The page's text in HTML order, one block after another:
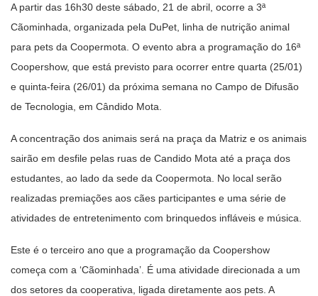
A partir das 16h30 deste sábado, 21 de abril, ocorre a 3ª
Cãominhada, organizada pela DuPet, linha de nutrição animal
para pets da Coopermota. O evento abra a programação do 16ª
Coopershow, que está previsto para ocorrer entre quarta (25/01)
e quinta-feira (26/01) da próxima semana no Campo de Difusão
de Tecnologia, em Cândido Mota.
A concentração dos animais será na praça da Matriz e os animais
sairão em desfile pelas ruas de Candido Mota até a praça dos
estudantes, ao lado da sede da Coopermota. No local serão
realizadas premiações aos cães participantes e uma série de
atividades de entretenimento com brinquedos infláveis e música.
Este é o terceiro ano que a programação da Coopershow
começa com a ‘Cãominhada’. É uma atividade direcionada a um
dos setores da cooperativa, ligada diretamente aos pets. A